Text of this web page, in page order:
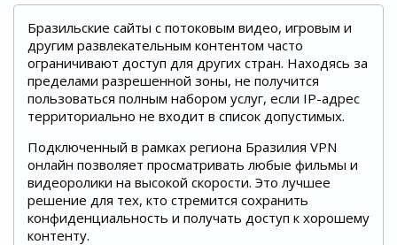
Бразильские сайты с потоковым видео, игровым и
другим развлекательным контентом часто
ограничивают доступ для других стран. Находясь за
пределами разрешенной зоны, не получится
пользоваться полным набором услуг, если IP-адрес
территориально не входит в список допустимых.
Подключенный в рамках региона Бразилия VPN
онлайн позволяет просматривать любые фильмы и
видеоролики на высокой скорости. Это лучшее
решение для тех, кто стремится сохранить
конфиденциальность и получать доступ к хорошему
контенту.